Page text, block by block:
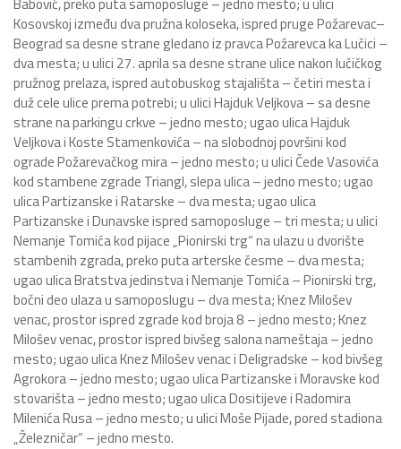
Kosovskoj između dva pružna koloseka, ispred pruge Požarevac–
Beograd sa desne strane gledano iz pravca Požarevca ka Lučici –
dva mesta; u ulici 27. aprila sa desne strane ulice nakon lučičkog
pružnog prelaza, ispred autobuskog stajališta – četiri mesta i
duž cele ulice prema potrebi; u ulici Hajduk Veljkova – sa desne
strane na parkingu crkve – jedno mesto; ugao ulica Hajduk
Veljkova i Koste Stamenkovića – na slobodnoj površini kod
ograde Požarevačkog mira – jedno mesto; u ulici Čede Vasovića
kod stambene zgrade Triangl, slepa ulica – jedno mesto; ugao
ulica Partizanske i Ratarske – dva mesta; ugao ulica
Partizanske i Dunavske ispred samoposluge – tri mesta; u ulici
Nemanje Tomića kod pijace „Pionirski trg“ na ulazu u dvorište
stambenih zgrada, preko puta arterske česme – dva mesta;
ugao ulica Bratstva jedinstva i Nemanje Tomića – Pionirski trg,
bočni deo ulaza u samoposlugu – dva mesta; Knez Milošev
venac, prostor ispred zgrade kod broja 8 – jedno mesto; Knez
Milošev venac, prostor ispred bivšeg salona nameštaja – jedno
mesto; ugao ulica Knez Milošev venac i Deligradske – kod bivšeg
Agrokora – jedno mesto; ugao ulica Partizanske i Moravske kod
stovarišta – jedno mesto; ugao ulica Dositijeve i Radomira
Milenića Rusa – jedno mesto; u ulici Moše Pijade, pored stadiona
„Železničar“ – jedno mesto.